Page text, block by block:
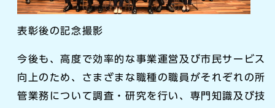
表彰後の記念撮影
今後も、高度で効率的な事業運営及び市民サービス
向上のため、さまざまな職種の職員がそれぞれの所
管業務について調査・研究を行い、専門知識及び技